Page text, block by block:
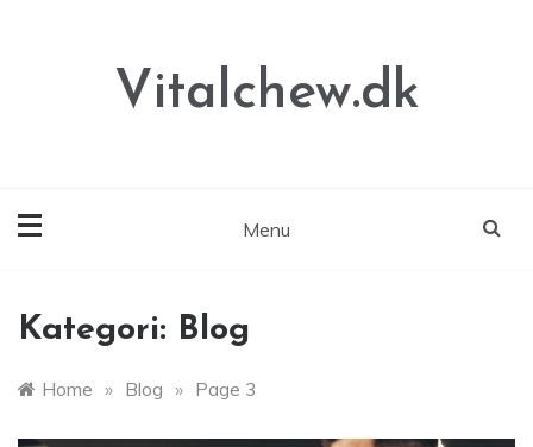
Vitalchew.dk
Menu
Kategori: Blog
Home » Blog » Page 3